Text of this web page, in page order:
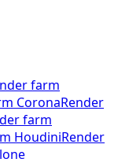
farm
CoronaRender
farm
HoudiniRender